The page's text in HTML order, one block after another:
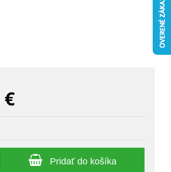
€
Pridať do košíka